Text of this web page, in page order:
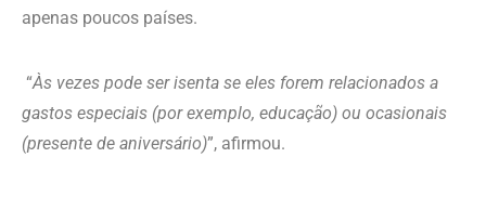
apenas poucos países.
“Às vezes pode ser isenta se eles forem relacionados a
gastos especiais (por exemplo, educação) ou ocasionais
(presente de aniversário)”, afirmou.